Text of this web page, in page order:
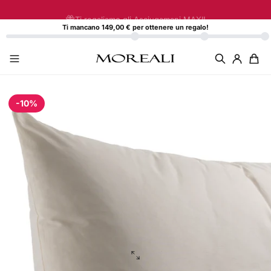
Ti mancano 149,00 € per ottenere un regalo!
-10%